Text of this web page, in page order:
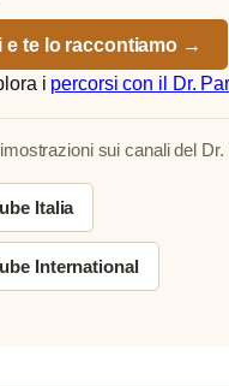
e te lo raccontiamo →
i percorsi con il Dr.
sui canali del Dr.
Italia
International